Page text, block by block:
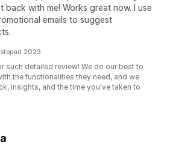
back with me! Works great now. I use
emails to suggest
2023
such detailed review! We do our best to
the functionalities they need, and we
insights, and the time you've taken to